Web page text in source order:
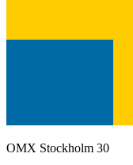
OMX Stockholm 30